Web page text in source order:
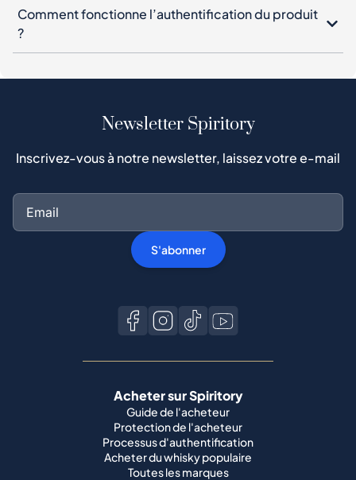
Comment fonctionne l’authentification du produit
?
Newsletter Spiritory
Inscrivez-vous à notre newsletter, laissez votre e-mail
S'abonner
Acheter sur Spiritory
Guide de l'acheteur
Protection de l'acheteur
Processus d'authentification
Acheter du whisky populaire
Toutes les marques